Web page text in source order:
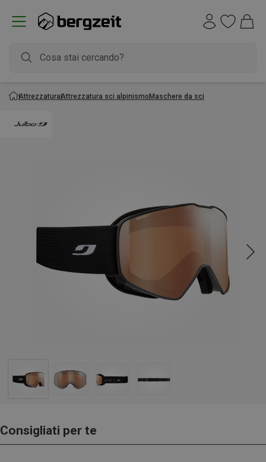
AttrezzaturaAttrezzatura sci alpinismoMaschere da sci
Consigliati per te